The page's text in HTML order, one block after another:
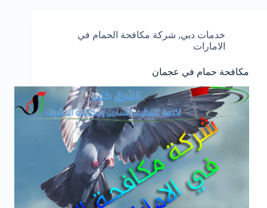
خدمات دبي, شركة مكافحة الحمام في
الامارات
مكافحة حمام في عجمان